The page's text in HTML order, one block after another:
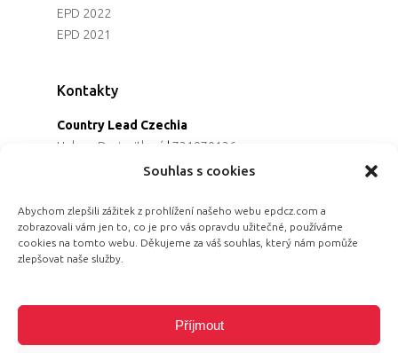
Souhlas s cookies
Abychom zlepšili zážitek z prohlížení našeho webu epdcz.com a
zobrazovali vám jen to, co je pro vás opravdu užitečné, používáme
cookies na tomto webu. Děkujeme za váš souhlas, který nám pomůže
zlepšovat naše služby.
Příjmout
EPD 2022
EPD 2021
Kontakty
Country Lead Czechia
Helena Dreiseitlová | 731970136
Koordinátorka projektu
Programová ředitelka
Jana Černoušková |607782535
Partnerství & fundraising